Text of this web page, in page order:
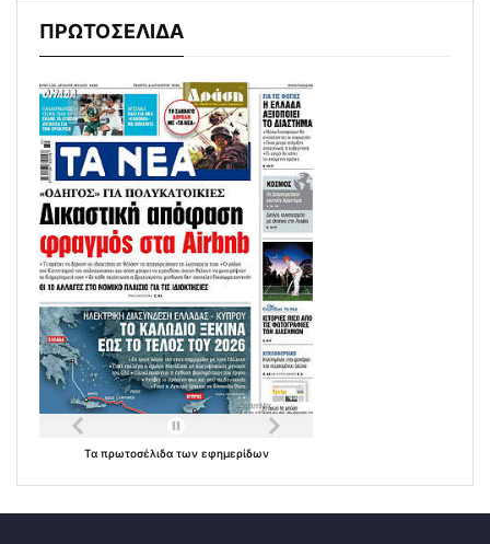
ΠΡΩΤΟΣΕΛΙΔΑ
Τα πρωτοσέλιδα των εφημερίδων